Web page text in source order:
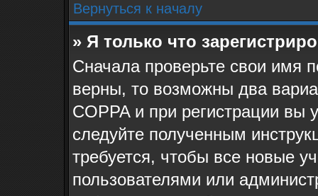
Вернуться к началу
» Я только что
Сначала проверьте свои имя
верны, то возможны два
COPPA и при регистрации вы
следуйте полученным
требуется, чтобы все новые
пользователями или